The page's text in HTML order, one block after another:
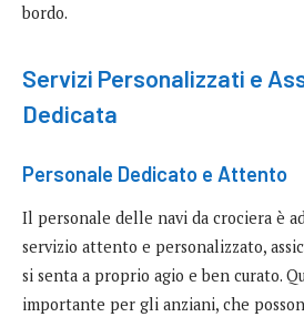
bordo.
Servizi Personalizzati e
Dedicata
Personale Dedicato e Attento
Il personale delle navi da crociera è
servizio attento e personalizzato,
si senta a proprio agio e ben curato.
importante per gli anziani, che